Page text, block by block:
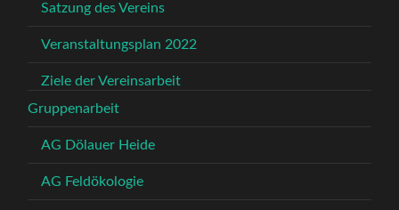
Satzung des Vereins
Veranstaltungsplan 2022
Ziele der Vereinsarbeit
Gruppenarbeit
AG Dölauer Heide
AG Feldökologie